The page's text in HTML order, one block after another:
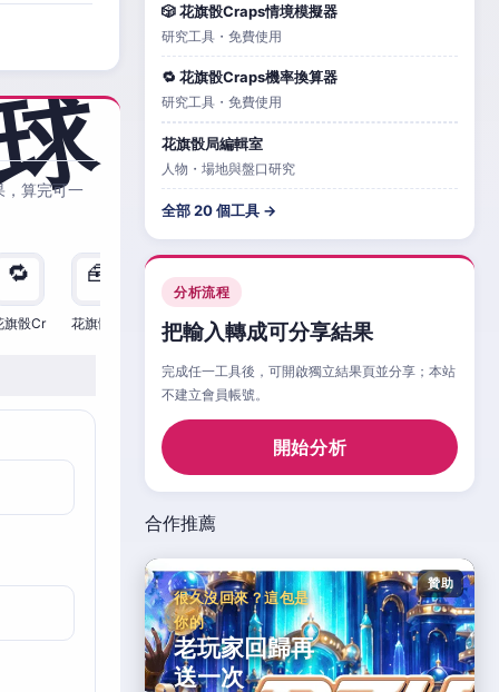
算完可一
🔁
旗骰Cr
🧰
花旗骰Cr
🧮
花旗骰Cr 花旗骰Cr 花旗骰Cr
🎲 花旗骰Craps情境模擬器
研究工具・免費使用
🔁 花旗骰Craps機率換算器
研究工具・免費使用
花旗骰局編輯室
人物・場地與盤口研究
全部 20 個工具 →
分析流程
把輸入轉成可分享結果
完成任一工具後，可開啟獨立結果頁並分享；本站
不建立會員帳號。
開始分析
合作推薦
贊助
很久沒回來？這包是
你的
老玩家回歸再
送一次